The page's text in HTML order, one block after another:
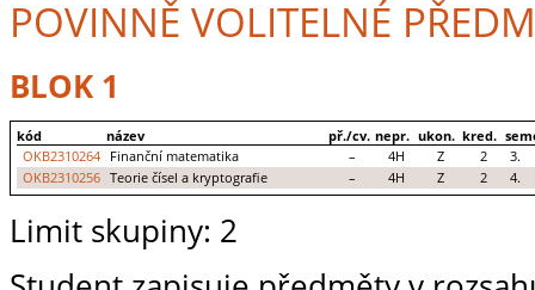
POVINNĚ VOLITELNÉ
BLOK 1
kód název př./cv. nepr. ukon. kred.
OKB2310264
Finanční matematika – 4H Z 2
3.
OKB2310256 Teorie čísel a kryptografie – 4H Z 2 4.
Limit skupiny: 2